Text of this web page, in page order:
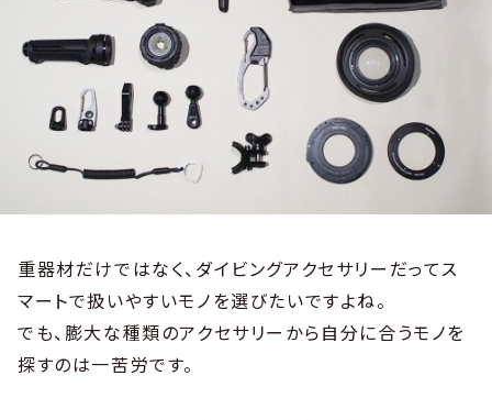
重器材だけではなく、ダイビングアクセサリーだってス
マートで扱いやすいモノを選びたいですよね。
でも、膨大な種類のアクセサリーから自分に合うモノを
探すのは一苦労です。